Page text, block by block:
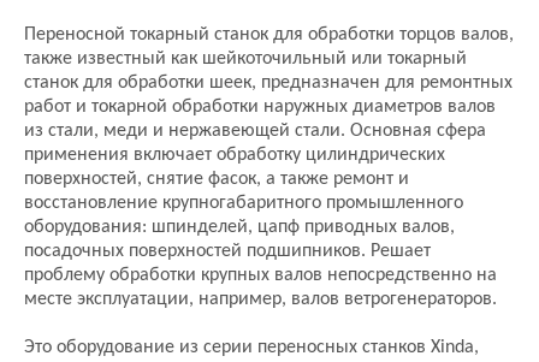
Переносной токарный станок для обработки торцов валов,
также известный как шейкоточильный или токарный
станок для обработки шеек, предназначен для ремонтных
работ и токарной обработки наружных диаметров валов
из стали, меди и нержавеющей стали. Основная сфера
применения включает обработку цилиндрических
поверхностей, снятие фасок, а также ремонт и
восстановление крупногабаритного промышленного
оборудования: шпинделей, цапф приводных валов,
посадочных поверхностей подшипников. Решает
проблему обработки крупных валов непосредственно на
месте эксплуатации, например, валов ветрогенераторов.
Это оборудование из серии переносных станков Xinda,